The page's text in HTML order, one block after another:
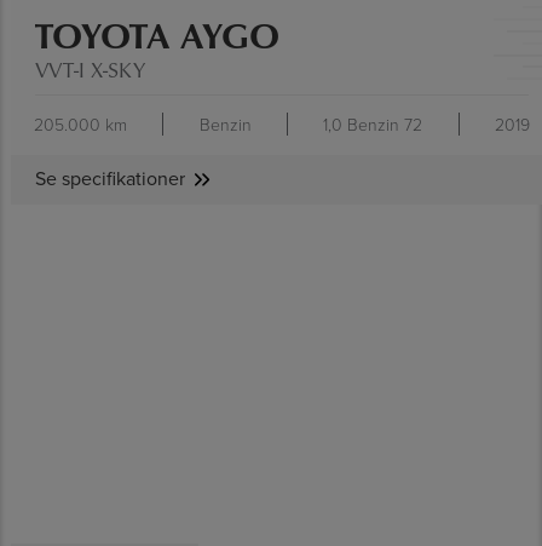
TOYOTA AYGO
VVT-I X-SKY
205.000 km Benzin 1,0 Benzin 72 2019
Se specifikationer